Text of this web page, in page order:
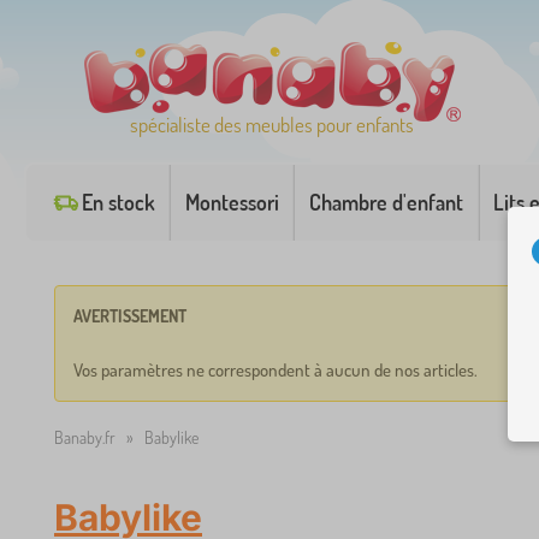
spécialiste des meubles pour enfants
En stock Montessori Chambre d'enfant Lits
AVERTISSEMENT
Vos paramètres ne correspondent à aucun de nos articles.
Banaby.fr » Babylike
Babylike